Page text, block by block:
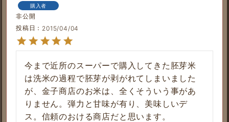
購入者
非公開
投稿日
2015/04/04
今まで近所のスーパーで購入してきた胚芽米
は洗米の過程で胚芽が剥がれてしまいました
が、金子商店のお米は、全くそういう事があ
りません。弾力と甘味が有り、美味しいデ
ス。信頼のおける商店だと思います。